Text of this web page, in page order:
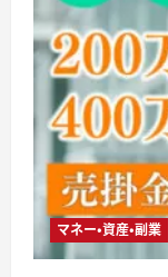
2
可
能
マネー・資産・副業